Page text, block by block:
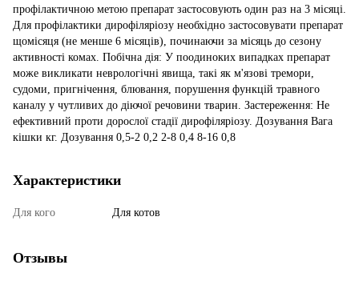
профілактичною метою препарат застосовують один раз на 3 місяці.
Для профілактики дирофіляріозу необхідно застосовувати препарат
щомісяця (не менше 6 місяців), починаючи за місяць до сезону
активності комах. Побічна дія: У поодиноких випадках препарат
може викликати неврологічні явища, такі як м'язові тремори,
судоми, пригнічення, блювання, порушення функцій травного
каналу у чутливих до діючої речовини тварин. Застереження: Не
ефективний проти дорослої стадії дирофіляріозу. Дозування Вага
кішки кг. Дозування 0,5-2 0,2 2-8 0,4 8-16 0,8
Характеристики
Для кого Для котов
Отзывы